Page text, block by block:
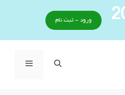
ورود - ثبت نام